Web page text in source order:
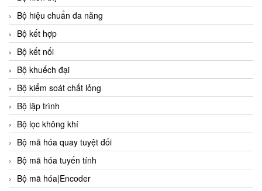
Bộ hiệu chuẩn đa năng
Bộ kết hợp
Bộ kết nối
Bộ khuếch đại
Bộ kiểm soát chất lỏng
Bộ lập trình
Bộ lọc không khí
Bộ mã hóa quay tuyệt đối
Bộ mã hóa tuyến tính
Bộ mã hóa|Encoder